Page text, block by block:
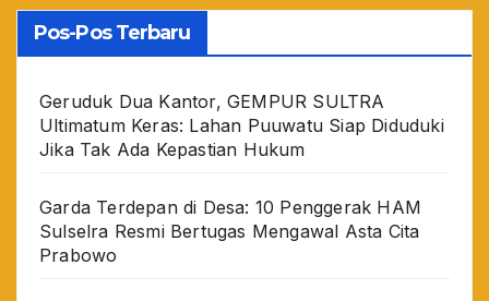
Pos-Pos Terbaru
Geruduk Dua Kantor, GEMPUR SULTRA
Ultimatum Keras: Lahan Puuwatu Siap Diduduki
Jika Tak Ada Kepastian Hukum
Garda Terdepan di Desa: 10 Penggerak HAM
Sulselra Resmi Bertugas Mengawal Asta Cita
Prabowo